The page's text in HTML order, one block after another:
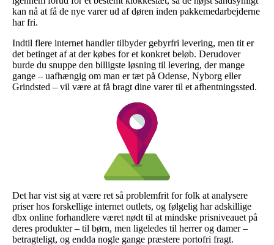
kan nå at få de nye varer ud af døren inden pakkemedarbejderne
har fri.
Indtil flere internet handler tilbyder gebyrfri levering, men tit er
det betinget af at der købes for et konkret beløb. Derudover
burde du snuppe den billigste løsning til levering, der mange
gange – uafhængig om man er tæt på Odense, Nyborg eller
Grindsted – vil være at få bragt dine varer til et afhentningssted.
Det har vist sig at være ret så problemfrit for folk at analysere
priser hos forskellige internet outlets, og følgelig har adskillige
dbx online forhandlere været nødt til at mindske prisniveauet på
deres produkter – til børn, men ligeledes til herrer og damer –
betragteligt, og endda nogle gange præstere portofri fragt.